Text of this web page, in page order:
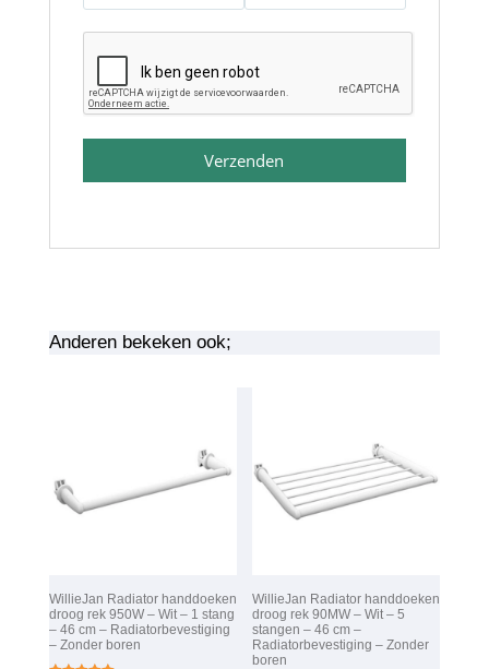
Verzenden
Anderen bekeken ook;
WillieJan Radiator handdoeken
droog rek 950W – Wit – 1 stang
– 46 cm – Radiatorbevestiging
– Zonder boren
WillieJan Radiator handdoeken
droog rek 90MW – Wit – 5
stangen – 46 cm –
Radiatorbevestiging – Zonder
boren